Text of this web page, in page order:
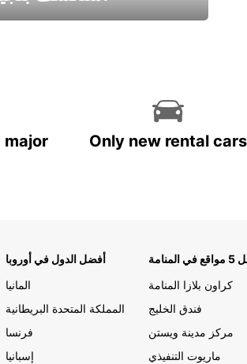
major
Only new rental cars
أفضل الدول في أوروبا
المانيا
المملكة المتحدة البريطانية
فرنسا
إسبانيا
كراون بلازا المنامة
فندق الخليج
مركز مدينة ويستن
ماريوت التنفيذي